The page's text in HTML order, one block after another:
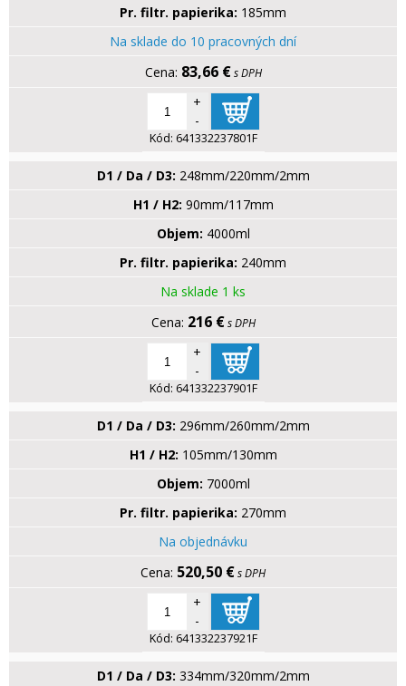
Pr. filtr. papierika: 185mm
Na sklade do 10 pracovných dní
83,66 € s DPH
+
-
Kód: 641332237801F
D1 / Da / D3: 248mm/220mm/2mm
H1 / H2: 90mm/117mm
Objem: 4000ml
Pr. filtr. papierika: 240mm
Na sklade 1 ks
216 € s DPH
+
-
Kód: 641332237901F
D1 / Da / D3: 296mm/260mm/2mm
H1 / H2: 105mm/130mm
Objem: 7000ml
Pr. filtr. papierika: 270mm
Na objednávku
520,50 €s DPH
+
-
Kód: 641332237921F
D1 / Da / D3: 334mm/320mm/2mm